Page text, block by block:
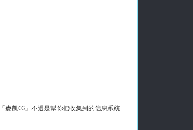
麥凱66」不過是幫你把收集到的信息系統